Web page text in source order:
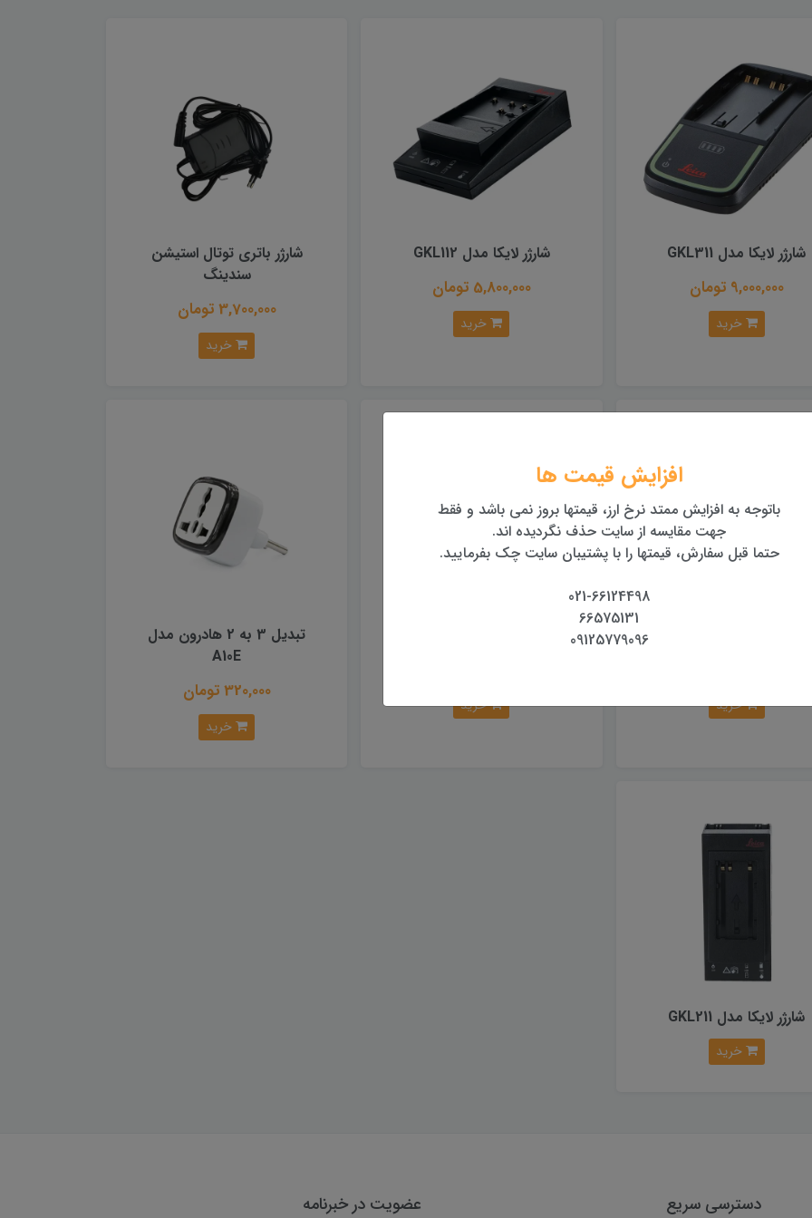
شارژر لایکا مدل GKL311
9,000,000 تومان
خرید
شارژر لایکا مدل GKL112
5,800,000 تومان
خرید
شارژر باتری توتال استیشن
سندینگ
3,700,000 تومان
خرید
خرید خرید
تبدیل 3 به 2 هادرون مدل
A10E
320,000 تومان
خرید
شارژر لایکا مدل GKL211
خرید
دسترسی سریع عضویت در خبرنامه
افزایش قیمت ها
باتوجه به افزایش ممتد نرخ ارز، قیمتها بروز نمی باشد و فقط
جهت مقایسه از سایت حذف نگردیده اند.
حتما قبل سفارش، قیمتها را با پشتیبان سایت چک بفرمایید.
021-66124498
66575131
09125779096